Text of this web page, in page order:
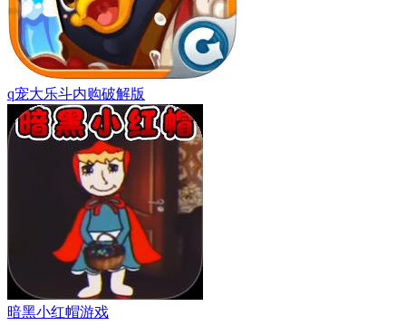
q宠大乐斗内购破解版
暗黑小红帽游戏